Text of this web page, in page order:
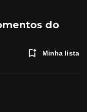
do
Minha lista